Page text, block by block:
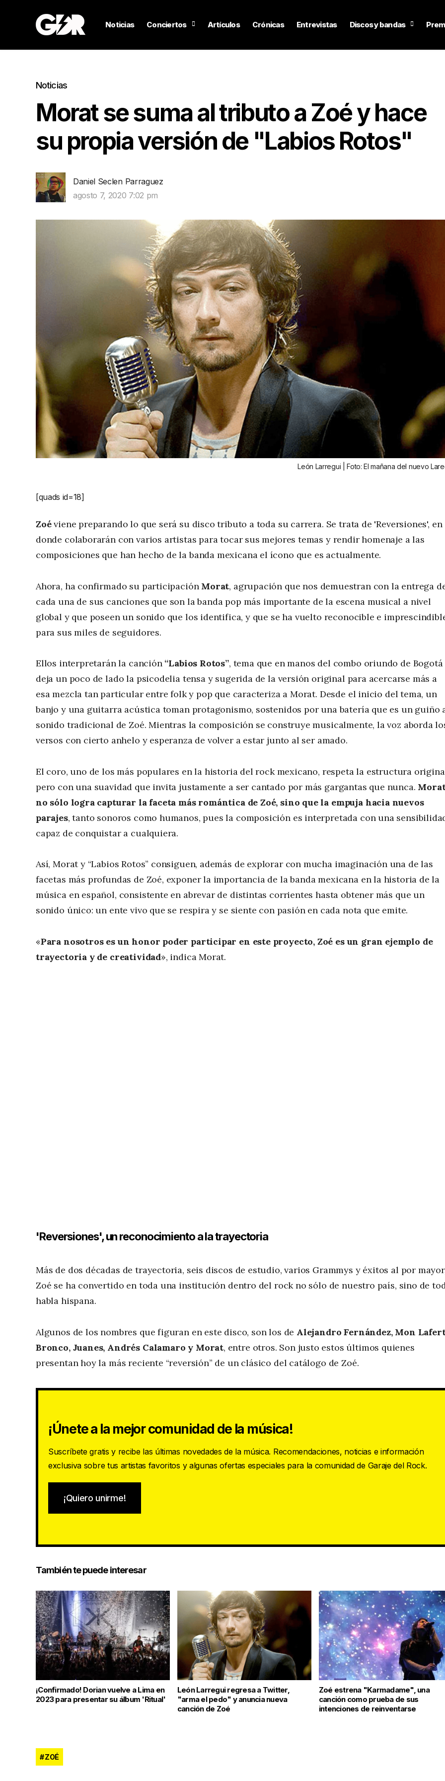
Noticias Conciertos Artículos Crónicas Entrevistas Discos y bandas
Noticias
Morat se suma al tributo a Zoé y hace
su propia versión de "Labios Rotos"
Daniel Seclen Parraguez
agosto 7, 2020 7:02 pm
León Larregui | Foto: El mañana del nuevo
[quads id=18]
Zoéviene preparando lo que será su disco tributo a toda su carrera. Se trata de 'Reversiones', en
donde colaborarán con varios artistas para tocar sus mejores temas y rendir homenaje a las
composiciones que han hecho de la banda mexicana el ícono que es actualmente.
Ahora, ha confirmado su participación Morat, agrupación que nos demuestran con la entrega
cada una de sus canciones que son la banda pop más importante de la escena musical a nivel
global y que poseen un sonido que los identifica, y que se ha vuelto reconocible e
para sus miles de seguidores.
Ellos interpretarán la canción “Labios Rotos”, tema que en manos del combo oriundo de Bogotá
deja un poco de lado la psicodelia tensa y sugerida de la versión original para acercarse más a
esa mezcla tan particular entre folk y pop que caracteriza a Morat. Desde el inicio del tema, un
banjo y una guitarra acústica toman protagonismo, sostenidos por una batería que es un guiño
sonido tradicional de Zoé. Mientras la composición se construye musicalmente, la voz aborda
versos con cierto anhelo y esperanza de volver a estar junto al ser amado.
El coro, uno de los más populares en la historia del rock mexicano, respeta la estructura
pero con una suavidad que invita justamente a ser cantado por más gargantas que nunca.
no sólo logra capturar la faceta más romántica de Zoé, sino que la empuja hacia nuevos
parajes, tanto sonoros como humanos, pues la composición es interpretada con una
capaz de conquistar a cualquiera.
Así, Morat y “Labios Rotos” consiguen, además de explorar con mucha imaginación una de las
facetas más profundas de Zoé, exponer la importancia de la banda mexicana en la historia de la
música en español, consistente en abrevar de distintas corrientes hasta obtener más que un
sonido único: un ente vivo que se respira y se siente con pasión en cada nota que emite.
«Para nosotros es un honor poder participar en este proyecto, Zoé es un gran ejemplo de
trayectoria y de creatividad», indica Morat.
'Reversiones', un reconocimiento a la trayectoria
Más de dos décadas de trayectoria, seis discos de estudio, varios Grammys y éxitos al por
Zoé se ha convertido en toda una institución dentro del rock no sólo de nuestro país, sino de
habla hispana.
Algunos de los nombres que figuran en este disco, son los de Alejandro Fernández, Mon
Bronco, Juanes, Andrés Calamaro y Morat, entre otros. Son justo estos últimos quienes
presentan hoy la más reciente “reversión” de un clásico del catálogo de Zoé.
¡Únete a la mejor comunidad de la música!
Suscríbete gratis y recibe las últimas novedades de la música. Recomendaciones, noticias e información
exclusiva sobre tus artistas favoritos y algunas ofertas especiales para la comunidad de Garaje del Rock.
¡Quiero unirme!
También te puede interesar
¡Confirmado! Dorian vuelve a Lima en
2023 para presentar su álbum 'Ritual'
León Larregui regresa a Twitter,
"arma el pedo" y anuncia nueva
canción de Zoé
Zoé estrena "Karmadame", una
canción como prueba de sus
intenciones de reinventarse
ZOÉ